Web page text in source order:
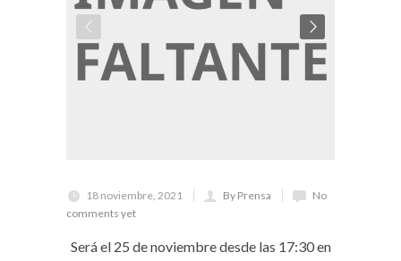
18 noviembre, 2021 By Prensa
No
comments yet
Será el 25 de noviembre desde las 17:30 en